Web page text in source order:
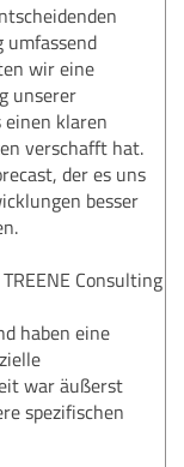
umfassend
wir eine
unserer
klaren
verschafft hat.
der es uns
besser
Consulting
haben eine
war äußerst
spezifischen